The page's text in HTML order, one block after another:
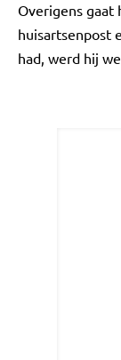
Overigens gaat
huisartsenpost
had, werd hij